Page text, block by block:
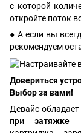
с которой
откройте поток
● А если вы
рекомендуем
Довериться
Выбор за вами!
Девайс обладает
призатяжке